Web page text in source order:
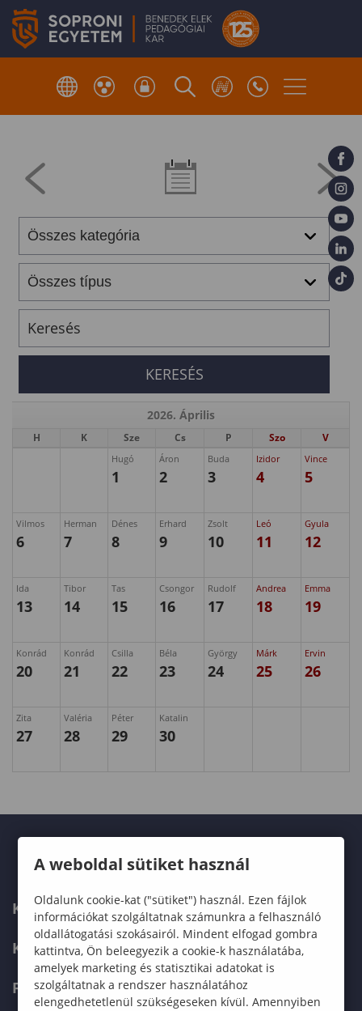
2026. Április
H K Sze Cs P Szo V
Hugó
1
Áron
2
Buda
3
Izidor
4
Vince
5
Vilmos
6
Herman
7
Dénes
8
Erhard
9
Zsolt
10
Leó
11
Gyula
12
Ida
13
Tibor
14
Tas
15
Csongor
16
Rudolf
17
Andrea
18
Emma
19
Konrád
20
Konrád
21
Csilla
22
Béla
23
György
24
Márk
25
Ervin
26
Zita
27
Valéria
28
Péter
29
Katalin
30
KARUNK
KÉPZÉSEK
FELVÉTELIZŐKNEK
A weboldal sütiket használ
Oldalunk cookie-kat ("sütiket") használ. Ezen fájlok
információkat szolgáltatnak számunkra a felhasználó
oldallátogatási szokásairól. Mindent elfogad gombra
kattintva, Ön beleegyezik a cookie-k használatába,
amelyek marketing és statisztikai adatokat is
szolgáltatnak a rendszer használatához
elengedhetetlenül szükségeseken kívül. Amennyiben